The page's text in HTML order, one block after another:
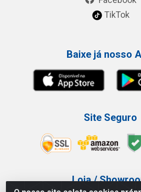
TikTok
Baixe já nosso
Site Seguro
Loja /